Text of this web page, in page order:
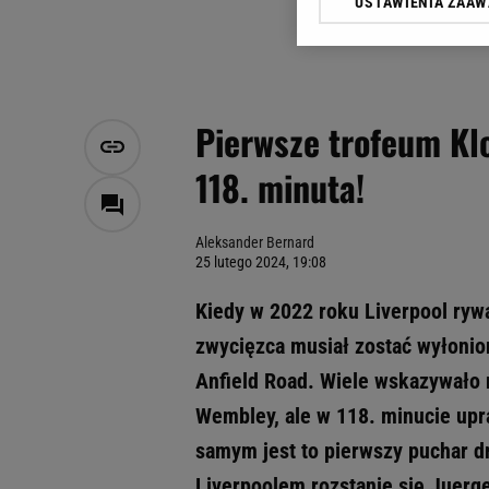
Pierwsze trofeum
118. minuta!
Aleksander Bernard
25 lutego 2024, 19:08
Kiedy w 2022 roku Liverpool
zwycięzca musiał zostać
Anfield Road. Wiele
Wembley, ale w 118. minucie
samym jest to pierwszy puchar
Klikając „Akceptuję”
Zaufanych Partnerów i
My, nasi Zaufani
Użycie dokładnych
Przechowywanie